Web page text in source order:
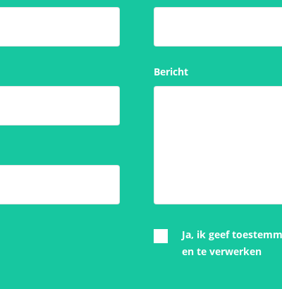
Bericht
Ja, ik geef
en te verwerken